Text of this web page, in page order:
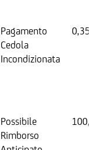
Pagamento
Cedola
Incondizionata
0,35
Possibile
Rimborso